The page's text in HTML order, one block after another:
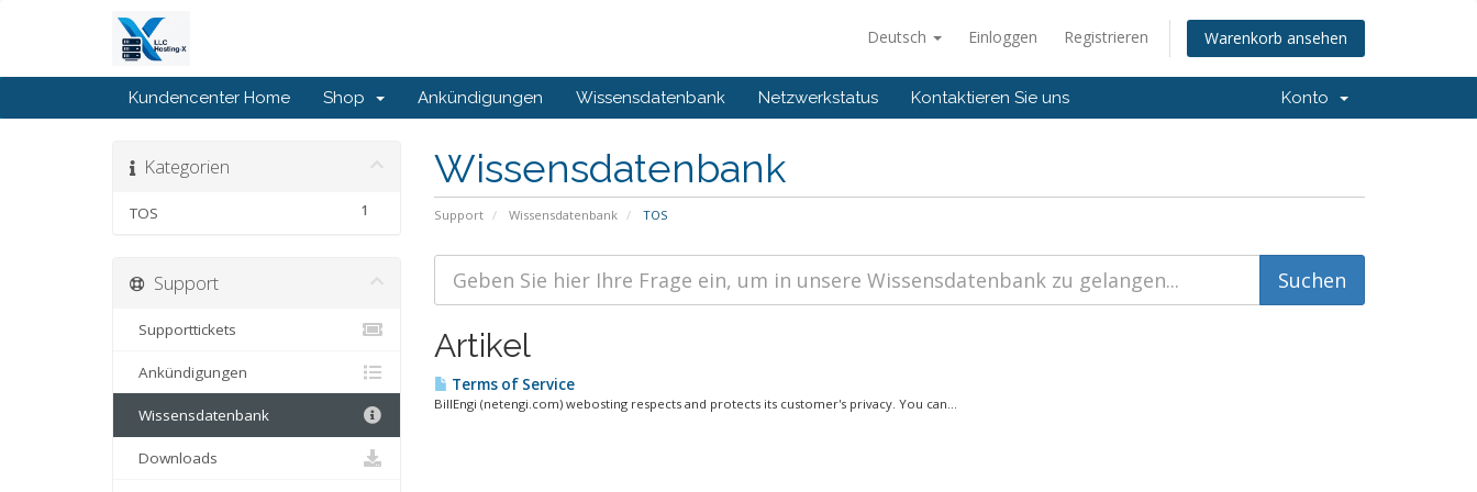
Deutsch Einloggen Registrieren Warenkorb ansehen
Kundencenter Home Shop Ankündigungen Wissensdatenbank Netzwerkstatus Kontaktieren Sie uns Konto
Wissensdatenbank
Support Wissensdatenbank TOS
Kategorien
1
TOS
Artikel
Terms of Service
BillEngi (netengi.com) webosting respects and protects its customer's privacy. You can...
Support
Supporttickets
Ankündigungen
Wissensdatenbank
Downloads